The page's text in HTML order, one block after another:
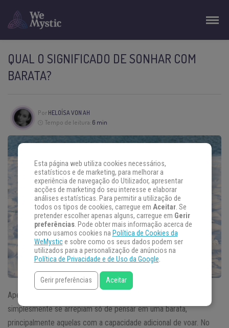
QUAL O SIGNIFICADO DE SONHAR COM
BARATA?
Por HELOÍSA VON AH
Tempo de leitura: 6 min
Apesar de seres vivos, não é à toa que muitas pessoas
simplesmente se arrepiam só de pensar em uma barata,
principalmente aquelas com a capacidade adicional de voar. No
Esta página web utiliza cookies necessários,
estatísticos e de marketing, para melhorar a
experiência de navegação do Utilizador, apresentar
acções de marketing do seu interesse e elaborar
análises estatísticas. Para permitir a utilização de
todos os tipos de cookies, carregue em Aceitar. Se
pretender escolher apenas alguns, carregue em Gerir
preferências. Pode obter mais informação acerca de
como usamos cookies na Política de Cookies da
WeMystice sobre como os seus dados podem ser
utilizados para a personalização de anúncios na
Política de Privacidade e de Uso da Google.
Gerir preferências Aceitar